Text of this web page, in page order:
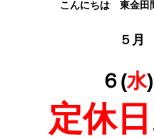
こんにちは 東金田
５月
６(水)
定休日